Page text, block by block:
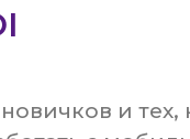
и тех,